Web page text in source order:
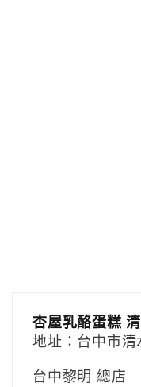
杏屋乳酪蛋糕
地址：台中市清
台中黎明 總店